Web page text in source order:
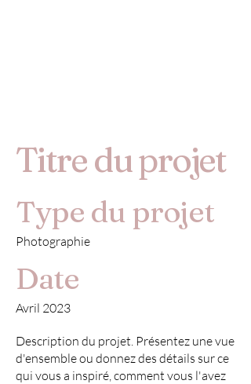
Titre du projet
Type du projet
Photographie
Date
Avril 2023
Description du projet. Présentez une vue
d'ensemble ou donnez des détails sur ce
qui vous a inspiré, comment vous l'avez